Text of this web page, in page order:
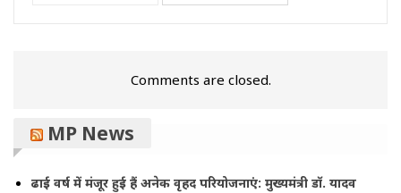
Comments are closed.
MP News
ढाई वर्ष में मंजूर हुई हैं अनेक वृहद परियोजनाएं: मुख्यमंत्री डॉ. यादव